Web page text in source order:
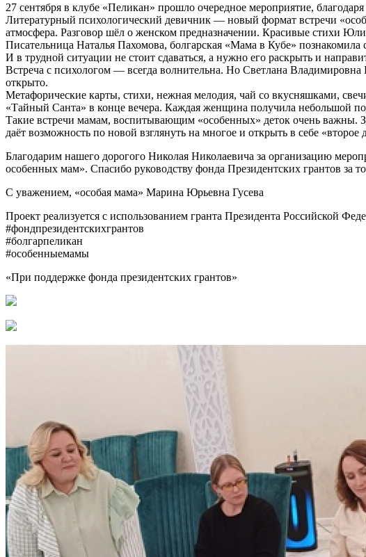
27 сентября в клубе «Пеликан» прошло очередное мероприятие,
Литературный психологический девичник — новый формат встречи
атмосфера. Разговор шёл о женском предназначении. Красивые стихи
Писательница Наталья Пахомова, болгарская «Мама в Кубе»
И в трудной ситуации не стоит сдаваться, а нужно его раскрыть и
Встреча с психологом — всегда волнительна. Но Светлана
открыто.
Метафорические карты, стихи, нежная мелодия, чай со вкусняшками,
«Тайный Санта» в конце вечера. Каждая женщина получила небольшой
Такие встречи мамам, воспитывающим «особенных» деток очень важны.
даёт возможность по новой взглянуть на многое и открыть в себе «второе
Благодарим нашего дорогого Николая Николаевича за организацию
особенных мам». Спасибо руководству фонда Президентских грантов за
С уважением, «особая мама» Марина Юрьевна Гусева
Проект реализуется с использованием гранта Президента Российской
#фондпрезидентскихгрантов
#болгарпеликан
#особенныемамы
«При поддержке фонда президентских грантов»